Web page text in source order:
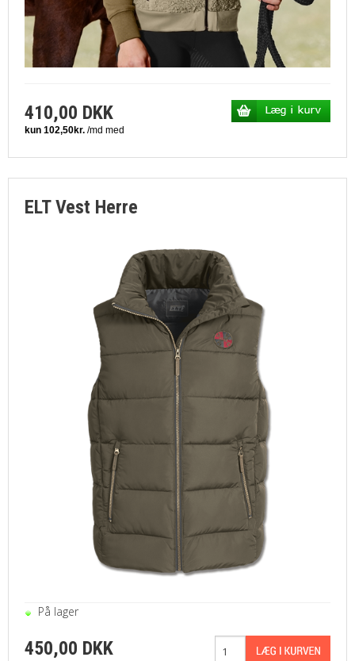
410,00 DKK
ELT Vest Herre
På lager
450,00 DKK